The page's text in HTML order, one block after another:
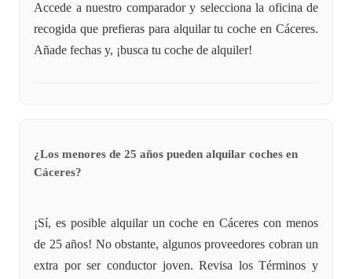
Accede a nuestro comparador y selecciona la oficina de
recogida que prefieras para alquilar tu coche en Cáceres.
Añade fechas y, ¡busca tu coche de alquiler!
¿Los menores de 25 años pueden alquilar coches en
Cáceres?
¡Sí, es posible alquilar un coche en Cáceres con menos
de 25 años! No obstante, algunos proveedores cobran un
extra por ser conductor joven. Revisa los Términos y